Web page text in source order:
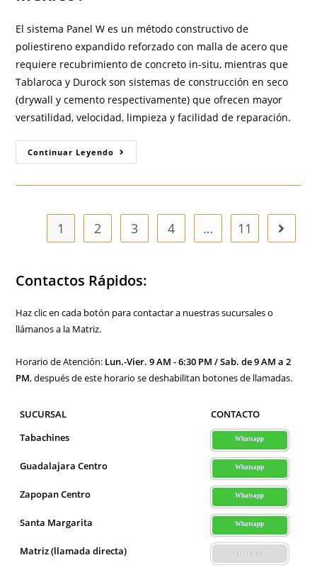
El sistema Panel W es un método constructivo de
poliestireno expandido reforzado con malla de acero que
requiere recubrimiento de concreto in-situ, mientras que
Tablaroca y Durock son sistemas de construcción en seco
(drywall y cemento respectivamente) que ofrecen mayor
versatilidad, velocidad, limpieza y facilidad de reparación.
Continuar Leyendo Panel
W
Tablaroca
¿Por
Qué
Conviene
Más
Y
Que
Con
Guadalajara,
1 2 3 4 … 11 Ir a la
Contactos Rápidos:
Haz clic en cada botón para contactar a nuestras sucursales o
llámanos a la Matriz.
Horario de Atención: Lun.-Vier. 9 AM - 6:30 PM / Sab. de 9 AM a 2
PM, después de este horario se deshabilitan botones de llamadas.
SUCURSAL
CONTACTO
Tabachines
Whatsapp
Guadalajara Centro Whatsapp
Zapopan Centro Whatsapp
Santa Margarita Whatsapp
Matriz (llamada directa) ¡Llámenos!!